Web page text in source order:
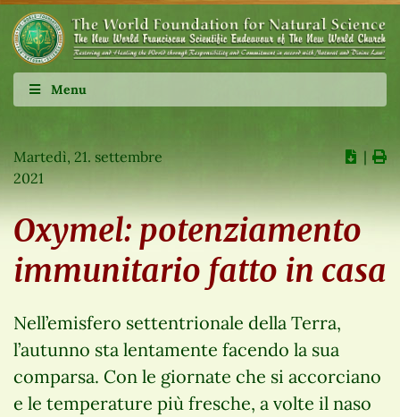
Menu
Martedì, 21. settembre
2021
∣
Oxymel: potenziamento
immunitario fatto in casa
Nell’emisfero settentrionale della Terra,
l’autunno sta lentamente facendo la sua
comparsa. Con le giornate che si accorciano
e le temperature più fresche, a volte il naso